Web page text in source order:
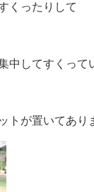
くったりして
中してすくって
トが置いてあり